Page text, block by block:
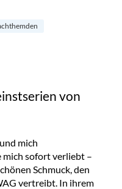
Perfect Sunday“
von
mich
mich sofort verliebt –
Schmuck, den
vertreibt. In ihrem